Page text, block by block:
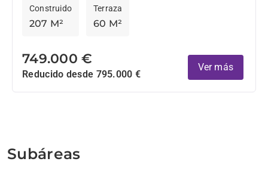
207 M²
Construido
60 M²
Terraza
749.000 €
Reducido desde 795.000 €
Ver más
Subáreas